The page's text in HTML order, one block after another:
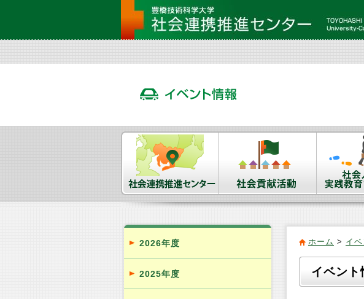
ホーム > イ
イベン
2026年度
2025年度